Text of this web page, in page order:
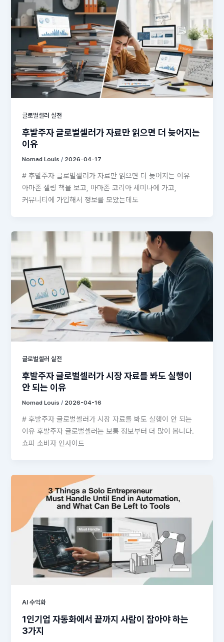
글로벌셀러 실전
후발주자 글로벌셀러가 자료만 읽으면 더 늦어지는
이유
Nomad Louis/ 2026-04-17
# 후발주자 글로벌셀러가 자료만 읽으면 더 늦어지는 이유
아마존 셀링 책을 보고, 아마존 코리아 세미나에 가고,
커뮤니티에 가입해서 정보를 모았는데도
글로벌셀러 실전
후발주자 글로벌셀러가 시장 자료를 봐도 실행이
안 되는 이유
Nomad Louis/ 2026-04-16
# 후발주자 글로벌셀러가 시장 자료를 봐도 실행이 안 되는
이유 후발주자 글로벌셀러는 보통 정보부터 더 많이 봅니다.
쇼피 소비자 인사이트
AI 수익화
1인기업 자동화에서 끝까지 사람이 잡아야 하는
3가지